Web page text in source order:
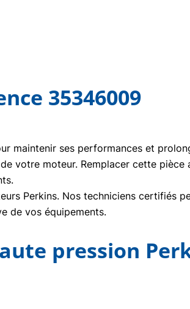
35346009
maintenir ses performances et
votre moteur. Remplacer cette pièce
Perkins. Nos techniciens certifiés
de vos équipements.
pression